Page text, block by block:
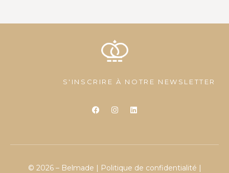
S'INSCRIRE À NOTRE NEWSLETTER
© 2026 – Belmade | Politique de confidentialité |